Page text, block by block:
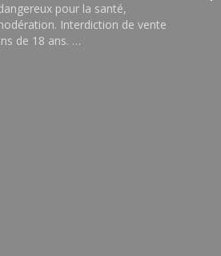
pour la santé,
Interdiction de vente
de 18 ans. …